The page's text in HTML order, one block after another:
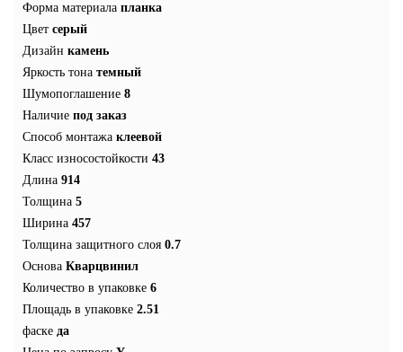
Форма материала планка
Цвет серый
Дизайн камень
Яркость тона темный
Шумопоглашение 8
Наличие под заказ
Способ монтажа клеевой
Класс износостойкости 43
Длина 914
Толщина 5
Ширина 457
Толщина защитного слоя 0.7
Основа Кварцвинил
Количество в упаковке 6
Площадь в упаковке 2.51
фаске да